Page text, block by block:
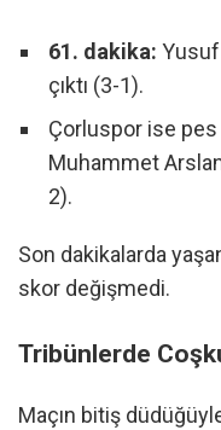
61. dakika: Yusuf
çıktı (3-1).
Çorluspor ise
Muhammet
2).
Son dakikalarda
skor değişmedi.
Tribünlerde
Maçın bitiş